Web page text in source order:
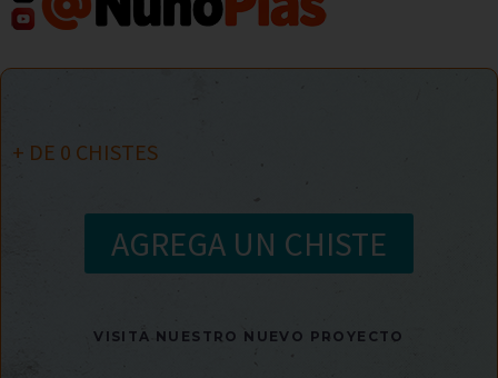
+ DE 0 CHISTES
AGREGA UN CHISTE
VISITA NUESTRO NUEVO PROYECTO